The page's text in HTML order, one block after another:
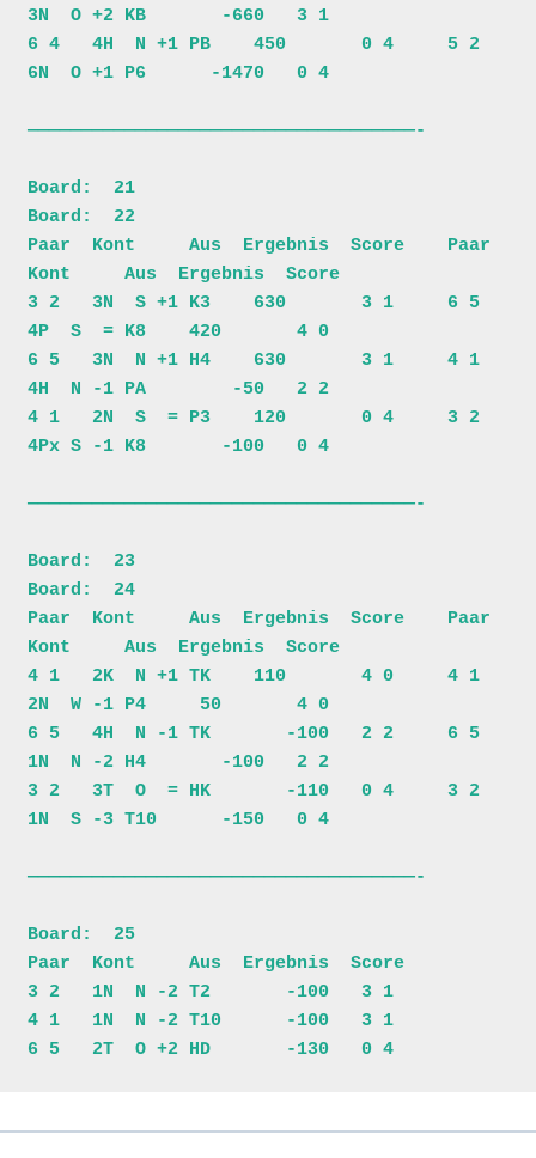
3N  O +2 KB       -660   3 1
6 4   4H  N +1 PB    450       0 4     5 2
6N  O +1 P6      -1470   0 4
————————————————————————————————————-
Board:  21
Board:  22
Paar  Kont     Aus  Ergebnis  Score    Paar
Kont     Aus  Ergebnis  Score
3 2   3N  S +1 K3    630       3 1     6 5
4P  S  = K8    420       4 0
6 5   3N  N +1 H4    630       3 1     4 1
4H  N -1 PA        -50   2 2
4 1   2N  S  = P3    120       0 4     3 2
4Px S -1 K8       -100   0 4
————————————————————————————————————-
Board:  23
Board:  24
Paar  Kont     Aus  Ergebnis  Score    Paar
Kont     Aus  Ergebnis  Score
4 1   2K  N +1 TK    110       4 0     4 1
2N  W -1 P4     50       4 0
6 5   4H  N -1 TK       -100   2 2     6 5
1N  N -2 H4       -100   2 2
3 2   3T  O  = HK       -110   0 4     3 2
1N  S -3 T10      -150   0 4
————————————————————————————————————-
Board:  25
Paar  Kont     Aus  Ergebnis  Score
3 2   1N  N -2 T2       -100   3 1
4 1   1N  N -2 T10      -100   3 1
6 5   2T  O +2 HD       -130   0 4